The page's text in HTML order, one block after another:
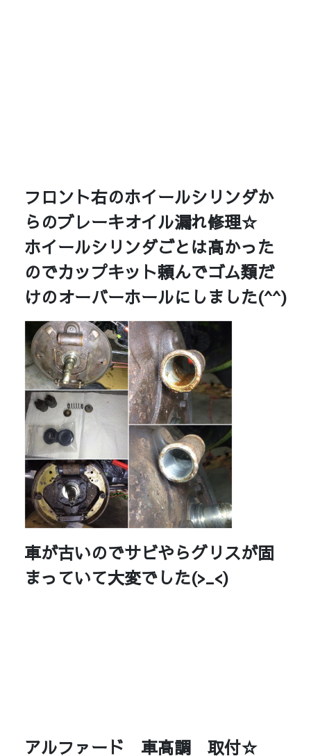
フロント右のホイールシリンダか
らのブレーキオイル漏れ修理☆
ホイールシリンダごとは高かった
のでカップキット頼んでゴム類だ
けのオーバーホールにしました(^^)
車が古いのでサビやらグリスが固
まっていて大変でした(>_<)
アルファード 車高調 取付☆